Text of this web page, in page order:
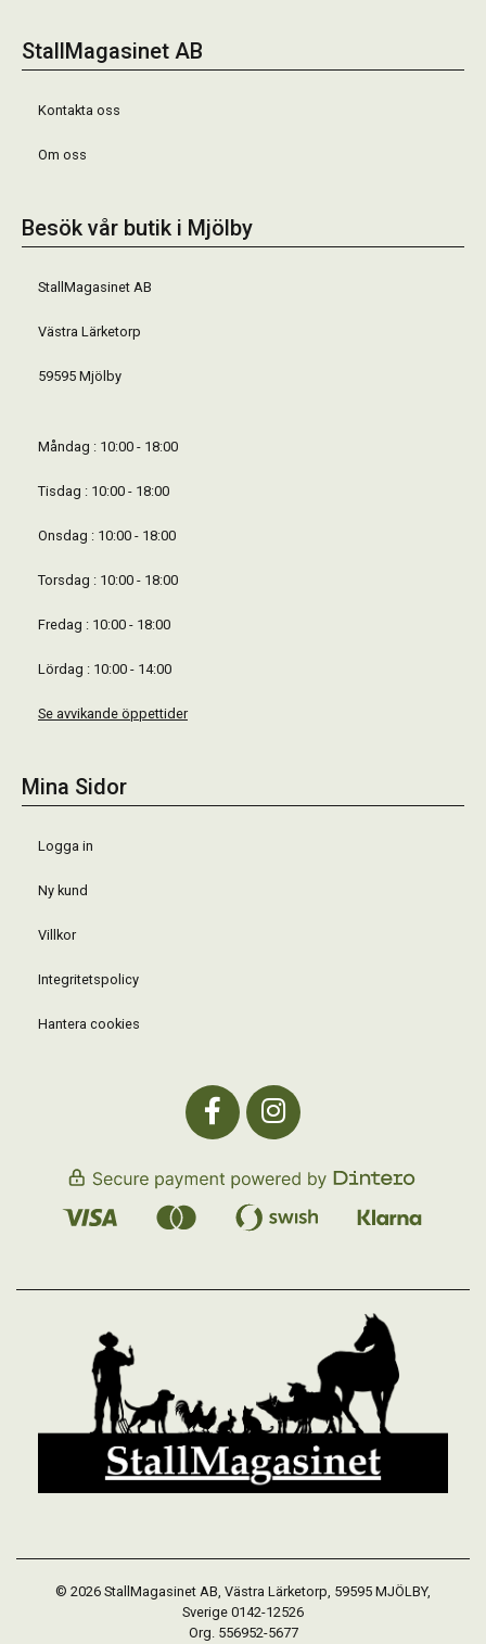
StallMagasinet AB
Kontakta oss
Om oss
Besök vår butik i Mjölby
StallMagasinet AB
Västra Lärketorp
59595 Mjölby
Måndag : 10:00 - 18:00
Tisdag : 10:00 - 18:00
Onsdag : 10:00 - 18:00
Torsdag : 10:00 - 18:00
Fredag : 10:00 - 18:00
Lördag : 10:00 - 14:00
Se avvikande öppettider
Mina Sidor
Logga in
Ny kund
Villkor
Integritetspolicy
Hantera cookies
© 2026 StallMagasinet AB, Västra Lärketorp, 59595 MJÖLBY,
Sverige 0142-12526
Org. 556952-5677